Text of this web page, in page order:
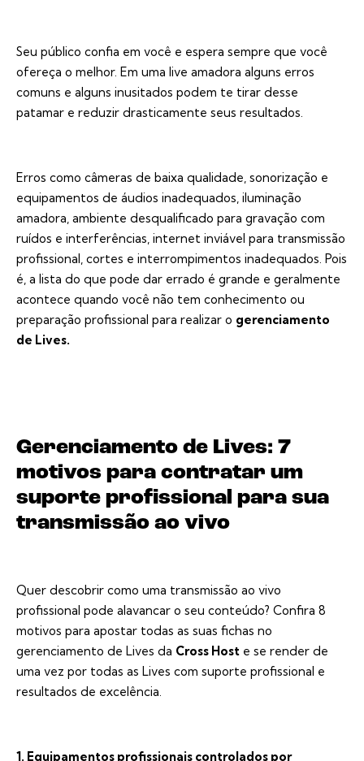
Seu público confia em você e espera sempre que você
ofereça o melhor. Em uma live amadora alguns erros
comuns e alguns inusitados podem te tirar desse
patamar e reduzir drasticamente seus resultados.
Erros como câmeras de baixa qualidade, sonorização e
equipamentos de áudios inadequados, iluminação
amadora, ambiente desqualificado para gravação com
ruídos e interferências, internet inviável para transmissão
profissional, cortes e interrompimentos inadequados. Pois
é, a lista do que pode dar errado é grande e geralmente
acontece quando você não tem conhecimento ou
preparação profissional para realizar o gerenciamento
de Lives.
Gerenciamento de Lives: 7
motivos para contratar um
suporte profissional para sua
transmissão ao vivo
Quer descobrir como uma transmissão ao vivo
profissional pode alavancar o seu conteúdo? Confira 8
motivos para apostar todas as suas fichas no
gerenciamento de Lives da Cross Host e se render de
uma vez por todas as Lives com suporte profissional e
resultados de excelência.
1. Equipamentos profissionais controlados por